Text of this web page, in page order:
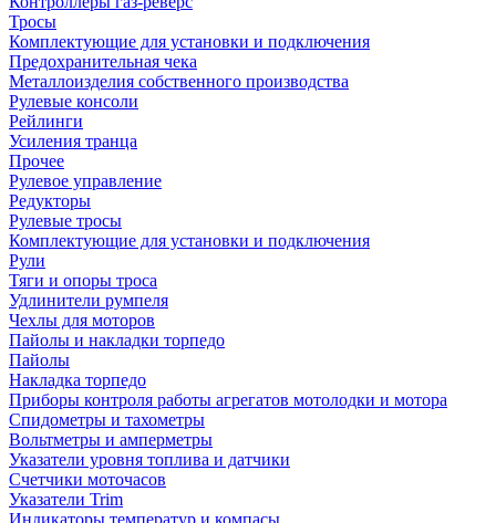
Тросы
Комплектующие для установки и подключения
Предохранительная чека
Металлоизделия собственного производства
Рулевые консоли
Рейлинги
Усиления транца
Прочее
Рулевое управление
Редукторы
Рулевые тросы
Комплектующие для установки и подключения
Рули
Тяги и опоры троса
Удлинители румпеля
Чехлы для моторов
Пайолы и накладки торпедо
Пайолы
Накладка торпедо
Приборы контроля работы агрегатов мотолодки и мотора
Спидометры и тахометры
Вольтметры и амперметры
Указатели уровня топлива и датчики
Счетчики моточасов
Указатели Trim
Индикаторы температур и компасы